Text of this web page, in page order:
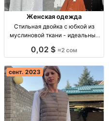
Женская одежда
Стильная двойка с юбкой из
муслиновой ткани - идеальный
Двойка, юбка 🤍 Муслиновая
1600 сом.
0,02 $ ≈2 сом
сент. 2023